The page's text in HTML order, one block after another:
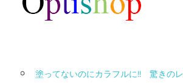
塗ってないのにカラフルに!! 驚きの